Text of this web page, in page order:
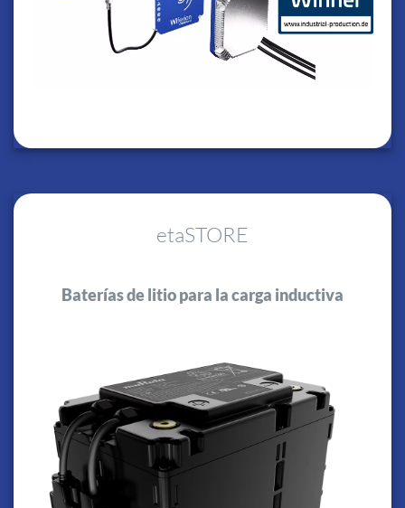
etaSTORE
Baterías de litio para la carga inductiva